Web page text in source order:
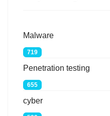
Malware
719
Penetration testing
655
cyber